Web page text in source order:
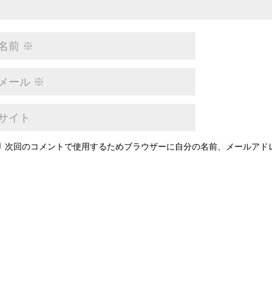
次回のコメントで使用するためブラウザーに自分の名前、メールアド